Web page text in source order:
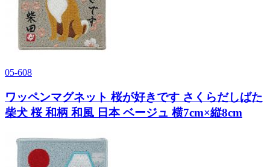
05-608
ワッペンマグネット 桜が好きです さくらだしばた
柴犬 桜 和柄 和風 日本 ベージュ 横7cm×縦8cm